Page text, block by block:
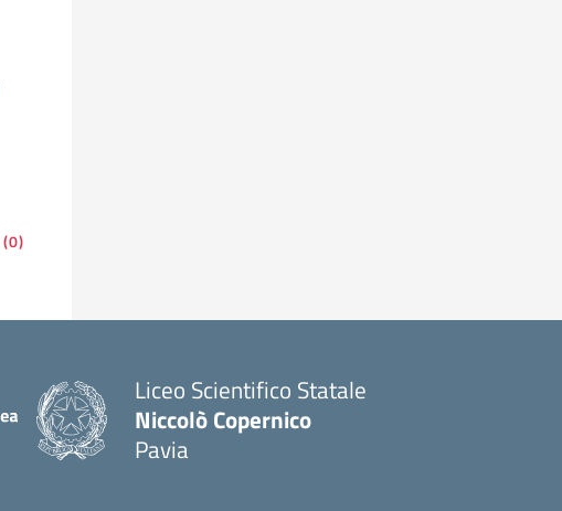
(0)
Liceo Scientifico Statale
Niccolò Copernico
Pavia